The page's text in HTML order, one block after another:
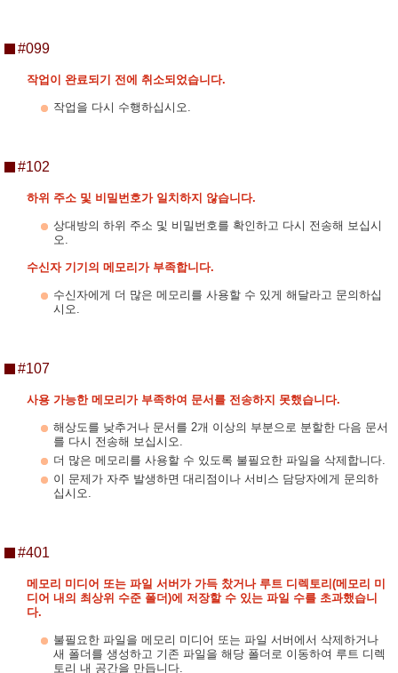
#099
작업이 완료되기 전에 취소되었습니다.
작업을 다시 수행하십시오.
#102
하위 주소 및 비밀번호가 일치하지 않습니다.
상대방의 하위 주소 및 비밀번호를 확인하고 다시 전송해 보십시
오.
수신자 기기의 메모리가 부족합니다.
수신자에게 더 많은 메모리를 사용할 수 있게 해달라고 문의하십
시오.
#107
사용 가능한 메모리가 부족하여 문서를 전송하지 못했습니다.
해상도를 낮추거나 문서를 2개 이상의 부분으로 분할한 다음 문서
를 다시 전송해 보십시오.
더 많은 메모리를 사용할 수 있도록 불필요한 파일을 삭제합니다.
이 문제가 자주 발생하면 대리점이나 서비스 담당자에게 문의하
십시오.
#401
메모리 미디어 또는 파일 서버가 가득 찼거나 루트 디렉토리(메모리 미
디어 내의 최상위 수준 폴더)에 저장할 수 있는 파일 수를 초과했습니
다.
불필요한 파일을 메모리 미디어 또는 파일 서버에서 삭제하거나
새 폴더를 생성하고 기존 파일을 해당 폴더로 이동하여 루트 디렉
토리 내 공간을 만듭니다.